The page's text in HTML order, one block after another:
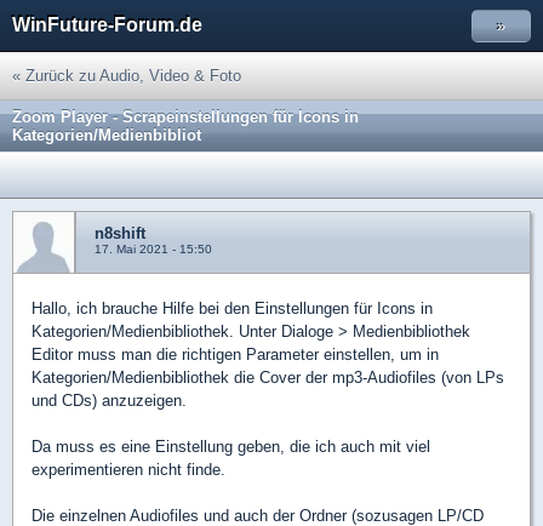
WinFuture-Forum.de »
« Zurück zu Audio, Video & Foto
Zoom Player - Scrapeinstellungen für Icons in
Kategorien/Medienbibliot
n8shift
17. Mai 2021 - 15:50
Hallo, ich brauche Hilfe bei den Einstellungen für Icons in
Kategorien/Medienbibliothek. Unter Dialoge > Medienbibliothek
Editor muss man die richtigen Parameter einstellen, um in
Kategorien/Medienbibliothek die Cover der mp3-Audiofiles (von LPs
und CDs) anzuzeigen.
Da muss es eine Einstellung geben, die ich auch mit viel
experimentieren nicht finde.
Die einzelnen Audiofiles und auch der Ordner (sozusagen LP/CD